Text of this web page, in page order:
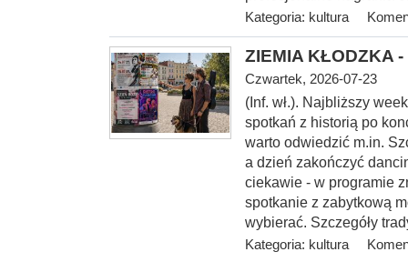
Kategoria: kultura
ZIEMIA KŁODZKA
Czwartek, 2026-07-23
(Inf. wł.). Najbliższy
spotkań z historią po
warto odwiedzić m.in.
a dzień zakończyć
ciekawie - w programie
spotkanie z zabytkową
wybierać. Szczegóły
Kategoria: kultura